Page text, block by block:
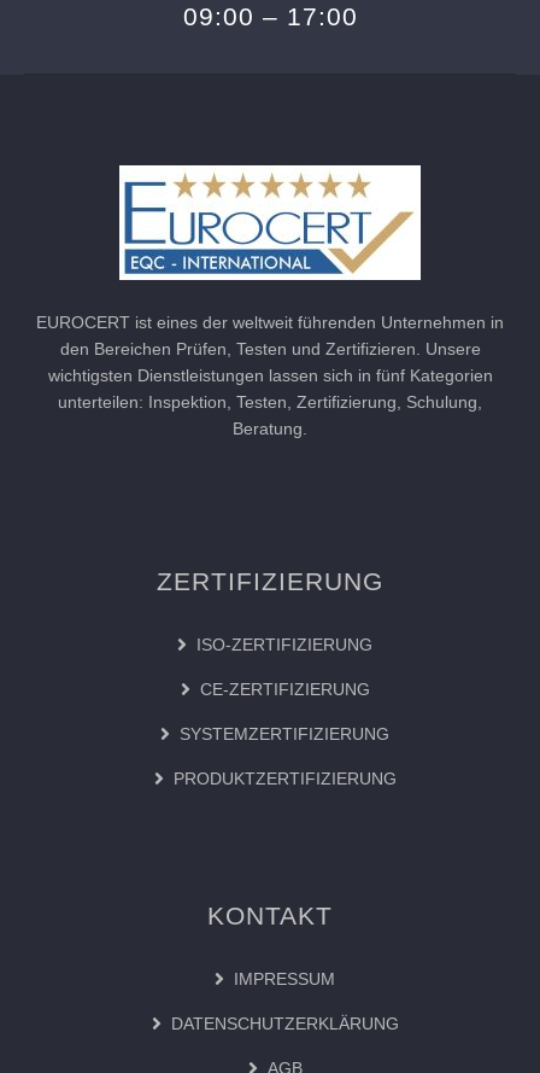
09:00 – 17:00
EUROCERT ist eines der weltweit führenden Unternehmen in
den Bereichen Prüfen, Testen und Zertifizieren. Unsere
wichtigsten Dienstleistungen lassen sich in fünf Kategorien
unterteilen: Inspektion, Testen, Zertifizierung, Schulung,
Beratung.
ZERTIFIZIERUNG
ISO-ZERTIFIZIERUNG
CE-ZERTIFIZIERUNG
SYSTEMZERTIFIZIERUNG
PRODUKTZERTIFIZIERUNG
KONTAKT
IMPRESSUM
DATENSCHUTZERKLÄRUNG
AGB